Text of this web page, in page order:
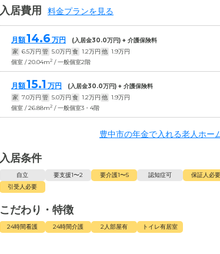
入居費用 料金プランを見る
月額14.6 万円 (入居金30.0万円) + 介護保険料
家 6.5万円 管 5.0万円 食 1.2万円 他 1.9万円
個室 / 20.04m2 / 一般個室2階
月額15.1 万円 (入居金30.0万円) + 介護保険料
家 7.0万円 管 5.0万円 食 1.2万円 他 1.9万円
個室 / 26.88m2 / 一般個室3・4階
豊中市の年金で入れる老人ホー
入居条件
自立 要支援1〜2 要介護1〜5 認知症可 保証人必要
引受人必要
こだわり・特徴
24時間看護 24時間介護 2人部屋有 トイレ有居室